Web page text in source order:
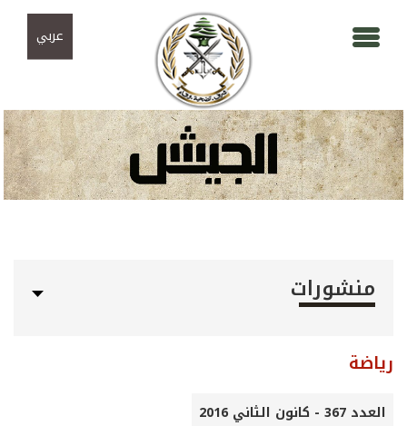
عربي
منشورات
رياضة
العدد 367 - كانون الثاني 2016